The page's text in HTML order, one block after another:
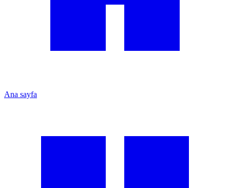
Ana sayfa